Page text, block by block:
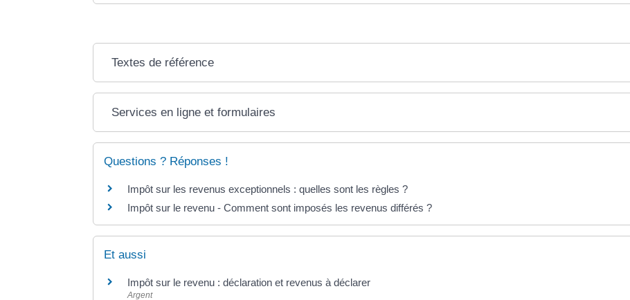
Textes de référence
Services en ligne et formulaires
Questions ? Réponses !
Impôt sur les revenus exceptionnels : quelles sont les règles ?
Impôt sur le revenu - Comment sont imposés les revenus différés ?
Et aussi
Impôt sur le revenu : déclaration et revenus à déclarer
Argent